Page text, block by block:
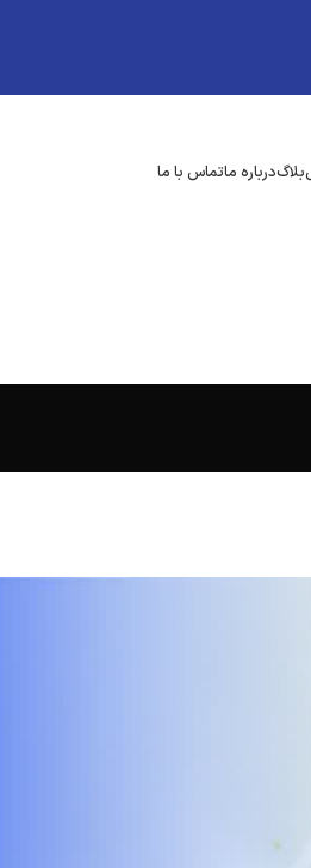
بلاگدرباره ماتماس با ما